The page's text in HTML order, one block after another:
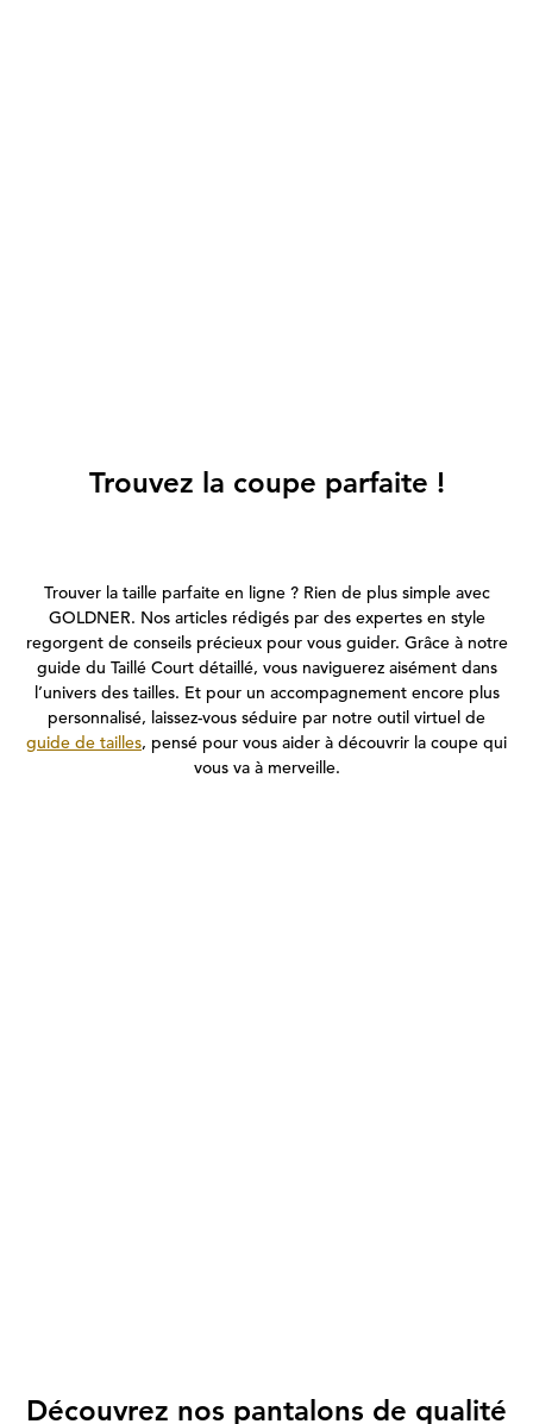
Trouvez la coupe parfaite !
Trouver la taille parfaite en ligne ? Rien de plus simple avec
GOLDNER. Nos articles rédigés par des expertes en style
regorgent de conseils précieux pour vous guider. Grâce à notre
guide du Taillé Court détaillé, vous naviguerez aisément dans
l’univers des tailles. Et pour un accompagnement encore plus
personnalisé, laissez-vous séduire par notre outil virtuel de
guide de tailles, pensé pour vous aider à découvrir la coupe qui
vous va à merveille.
Découvrez nos pantalons de qualité